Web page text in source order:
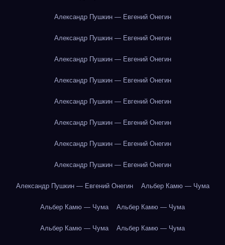
Александр Пушкин — Евгений Онегин
Александр Пушкин — Евгений Онегин
Александр Пушкин — Евгений Онегин
Александр Пушкин — Евгений Онегин
Александр Пушкин — Евгений Онегин
Александр Пушкин — Евгений Онегин
Александр Пушкин — Евгений Онегин
Александр Пушкин — Евгений Онегин
Александр Пушкин — Евгений Онегин Альбер Камю — Чума
Альбер Камю — Чума Альбер Камю — Чума
Альбер Камю — Чума Альбер Камю — Чума